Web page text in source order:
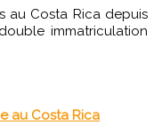
au Costa Rica depuis
immatriculation
au Costa Rica